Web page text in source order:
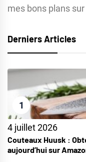
mes bons plans
Derniers Articles
1
4 juillet 2026
Couteaux Huusk :
aujourd’hui sur